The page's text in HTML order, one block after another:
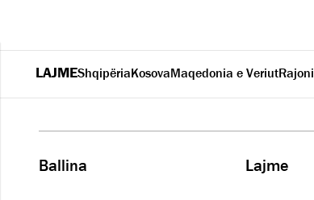
LAJMEShqipëriaKosovaMaqedonia e VeriutRajoni
Ballina Lajme